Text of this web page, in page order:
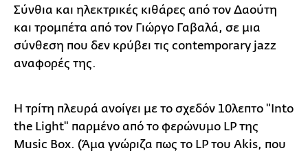
Σύνθια και ηλεκτρικές κιθάρες από τον Δαούτη
και τρομπέτα από τον Γιώργο Γαβαλά, σε μια
σύνθεση που δεν κρύβει τις contemporary jazz
αναφορές της.
Η τρίτη πλευρά ανοίγει με το σχεδόν 10λεπτο "Into
the Light" παρμένο από το φερώνυμο LP της
Music Box. (Άμα γνώριζα πως το LP του Akis, που